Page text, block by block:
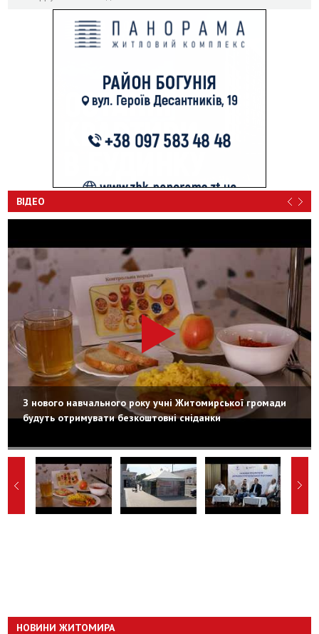
ВІДЕО
З нового навчального року учні Житомирської громади
будуть отримувати безкоштовні сніданки
НОВИНИ ЖИТОМИРА